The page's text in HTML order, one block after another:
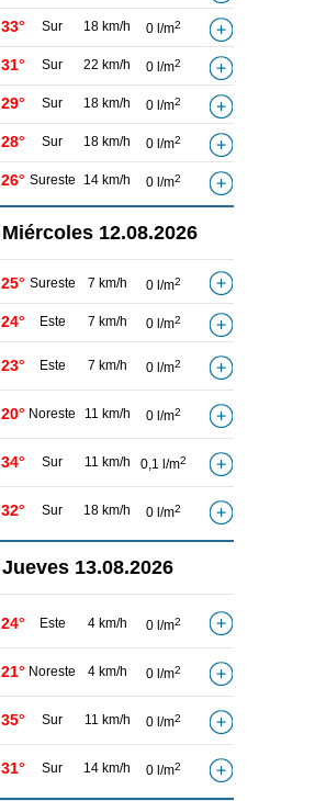
33° Sur 18 km/h 0 l/m2
31° Sur 22 km/h 0 l/m2
29° Sur 18 km/h 0 l/m2
28° Sur 18 km/h 0 l/m2
26° Sureste 14 km/h 0 l/m2
Miércoles 12.08.2026
25° Sureste 7 km/h 0 l/m2
24° Este 7 km/h 0 l/m2
23° Este 7 km/h 0 l/m2
20° Noreste 11 km/h 0 l/m2
34° Sur 11 km/h 0,1 l/m2
32° Sur 18 km/h 0 l/m2
Jueves 13.08.2026
24° Este 4 km/h 0 l/m2
21° Noreste 4 km/h 0 l/m2
35° Sur 11 km/h 0 l/m2
31° Sur 14 km/h 0 l/m2